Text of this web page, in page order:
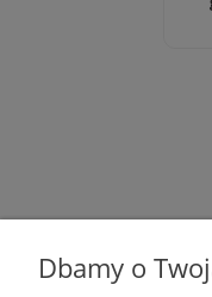
Dbamy o